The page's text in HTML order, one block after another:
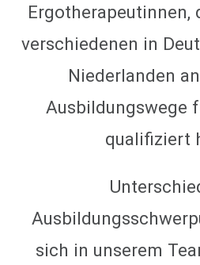
Ergotherapeutinnen,
verschiedenen in
Niederlanden
Ausbildungswege
qualifiziert
sich in unserem